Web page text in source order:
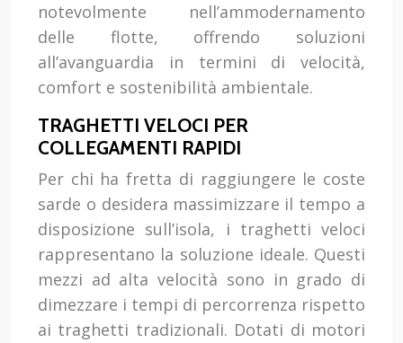
notevolmente nell’ammodernamento
delle flotte, offrendo soluzioni
all’avanguardia in termini di velocità,
comfort e sostenibilità ambientale.
TRAGHETTI VELOCI PER
COLLEGAMENTI RAPIDI
Per chi ha fretta di raggiungere le coste
sarde o desidera massimizzare il tempo a
disposizione sull’isola, i traghetti veloci
rappresentano la soluzione ideale. Questi
mezzi ad alta velocità sono in grado di
dimezzare i tempi di percorrenza rispetto
ai traghetti tradizionali. Dotati di motori